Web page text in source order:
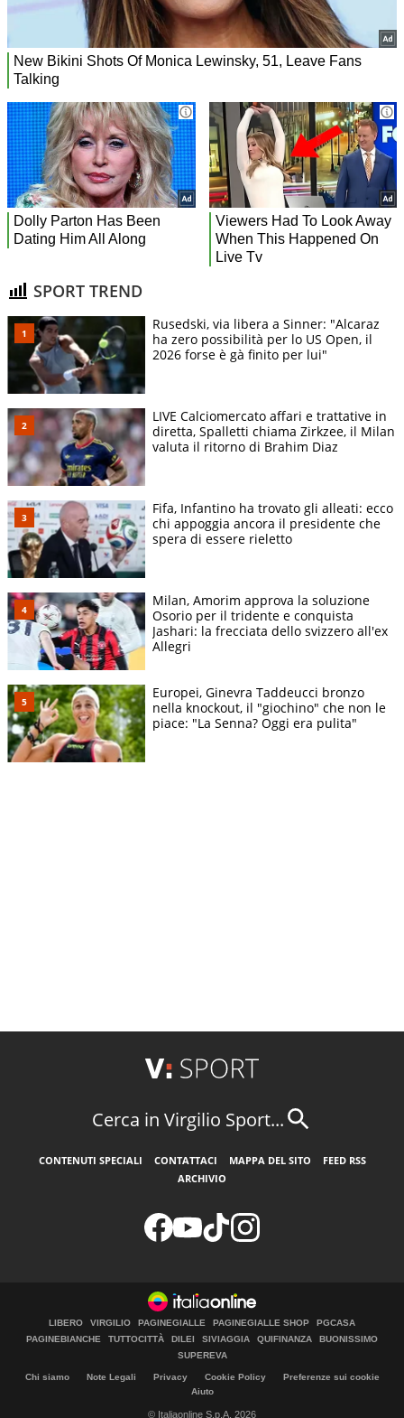
SPORT TREND
Rusedski, via libera a Sinner: "Alcaraz
ha zero possibilità per lo US Open, il
2026 forse è gà finito per lui"
LIVE Calciomercato affari e trattative in
diretta, Spalletti chiama Zirkzee, il Milan
valuta il ritorno di Brahim Diaz
Fifa, Infantino ha trovato gli alleati: ecco
chi appoggia ancora il presidente che
spera di essere rieletto
Milan, Amorim approva la soluzione
Osorio per il tridente e conquista
Jashari: la frecciata dello svizzero all'ex
Allegri
Europei, Ginevra Taddeucci bronzo
nella knockout, il "giochino" che non le
piace: "La Senna? Oggi era pulita"
Cerca in Virgilio Sport...
CONTENUTI SPECIALI CONTATTACI MAPPA DEL SITO
FEED RSS
ARCHIVIO
LIBERO VIRGILIO PAGINEGIALLE PAGINEGIALLE SHOP
PGCASA
PAGINEBIANCHE
TUTTOCITTÀ DILEI SIVIAGGIA QUIFINANZA
BUONISSIMO
SUPEREVA
Chi siamo Note Legali Privacy Cookie Policy
Preferenze sui cookie
Aiuto
© Italiaonline S.p.A. 2026